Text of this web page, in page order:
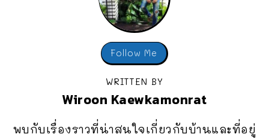
Follow Me
WRITTEN BY
Wiroon Kaewkamonrat
พบกับเรื่องราวที่น่าสนใจเกี่ยวกับบ้านและที่อยู่